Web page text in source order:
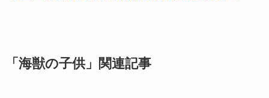
「海獣の子供」関連記事